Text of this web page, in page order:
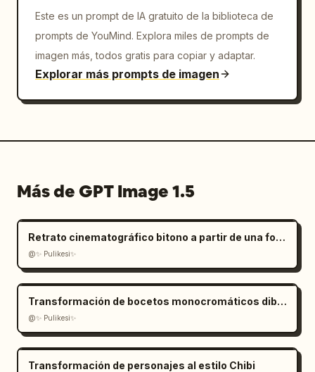
Este es un prompt de IA gratuito de la biblioteca de
prompts de YouMind. Explora miles de prompts de
imagen más, todos gratis para copiar y adaptar.
Explorar más prompts de imagen
Más de GPT Image 1.5
Retrato cinematográfico bitono a partir de una foto subida
@✨ Pulikesi✨
Transformación de bocetos monocromáticos dibujados a mano
@✨ Pulikesi✨
Transformación de personajes al estilo Chibi